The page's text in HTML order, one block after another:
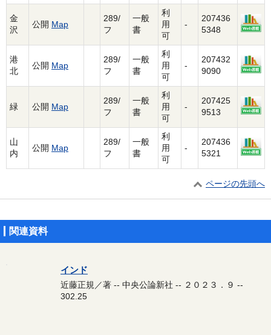
金
沢
公開 Map
289/
フ
一般
書
利
用
可
-
207436
5348
港
北
公開 Map
289/
フ
一般
書
利
用
可
-
207432
9090
緑 公開 Map
289/
フ
一般
書
利
用
可
-
207425
9513
山
内
公開 Map
289/
フ
一般
書
利
用
可
-
207436
5321
ページの先頭へ
関連資料
インド
近藤正規／著 -- 中央公論新社 -- ２０２３．９ --
302.25